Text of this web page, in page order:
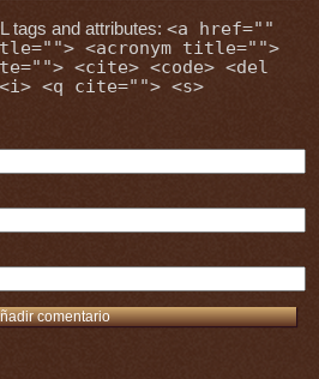
tags and attributes: <a href=""
<acronym title="">
<cite> <code> <del
<i> <q cite=""> <s>